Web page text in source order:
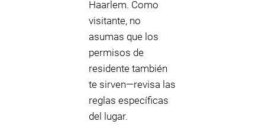
Haarlem. Como
visitante, no
asumas que los
permisos de
residente también
te sirven—revisa las
reglas específicas
del lugar.